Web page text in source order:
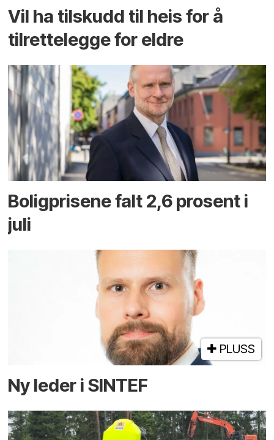
Vil ha tilskudd til heis for å
tilrettelegge for eldre
Boligprisene falt 2,6 prosent i
juli
PLUSS
Ny leder i SINTEF